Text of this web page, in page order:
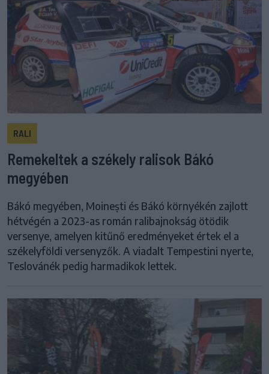
RALI
Remekeltek a székely ralisok Bákó
megyében
Bákó megyében, Moinești és Bákó környékén zajlott
hétvégén a 2023-as román ralibajnokság ötödik
versenye, amelyen kitűnő eredményeket értek el a
székelyföldi versenyzők. A viadalt Tempestini nyerte,
Teslovánék pedig harmadikok lettek.